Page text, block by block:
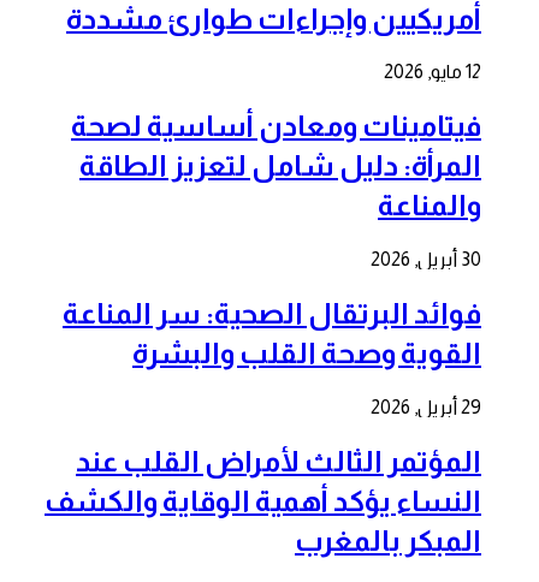
أمريكيين وإجراءات طوارئ مشددة
12 مايو, 2026
فيتامينات ومعادن أساسية لصحة
المرأة: دليل شامل لتعزيز الطاقة
والمناعة
30 أبريل, 2026
فوائد البرتقال الصحية: سر المناعة
القوية وصحة القلب والبشرة
29 أبريل, 2026
المؤتمر الثالث لأمراض القلب عند
النساء يؤكد أهمية الوقاية والكشف
المبكر بالمغرب